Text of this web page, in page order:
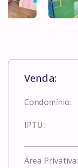
Venda:
Condomínio:
IPTU:
Área Privativa: